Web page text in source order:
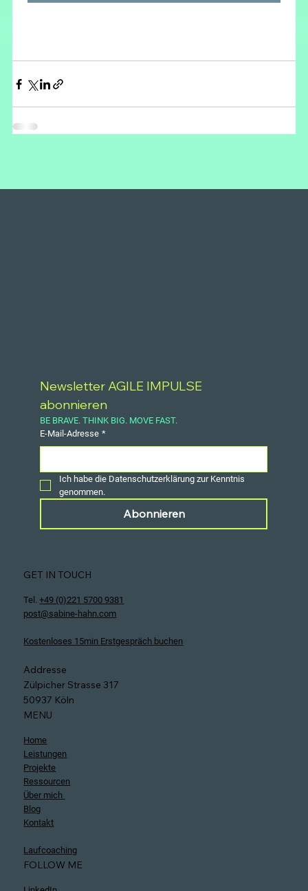
Newsletter AGILE IMPULSE
abonnieren
BE BRAVE. THINK BIG. MOVE FAST.
E-Mail-Adresse *
Ich habe die Datenschutzerklärung zur Kenntnis
genommen.
Abonnieren
GET IN TOUCH
Tel.+49 (0)221 5700 9381
post@sabine-hahn.com
Kostenloses 15min Erstgespräch buchen
Addresse
Zülpicher Strasse 317
50937 Köln
MENU
Home
Leistungen
Projekte
Ressourcen
Über mich
Blog
Kontakt
Laufcoaching
FOLLOW ME